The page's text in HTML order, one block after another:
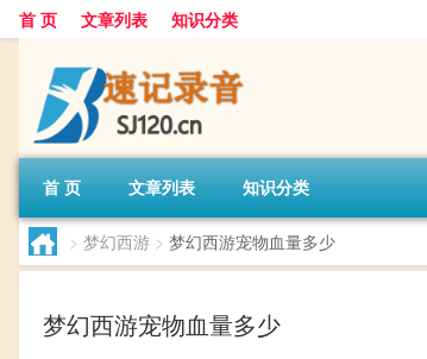
首 页 文章列表 知识分类
首 页 文章列表 知识分类
> 梦幻西游 > 梦幻西游宠物血量多少
梦幻西游宠物血量多少